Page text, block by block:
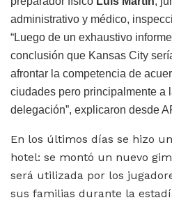
administrativo y médico,
“Luego de un exhaustivo
conclusión que Kansas City
afrontar la competencia de
ciudades pero principalmente a
delegación”, explicaron desde
En los últimos días se hizo
hotel: se montó un nuevo
será utilizada por los
sus familias durante la